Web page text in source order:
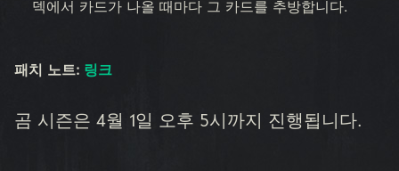
덱에서 카드가 나올 때마다 그 카드를 추방합니다.
패치 노트: 링크
곰 시즌은 4월 1일 오후 5시까지 진행됩니다.